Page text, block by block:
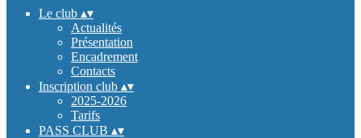
Le club ▴▾
Actualités
Présentation
Encadrement
Contacts
Inscription club ▴▾
2025-2026
Tarifs
PASS CLUB ▴▾